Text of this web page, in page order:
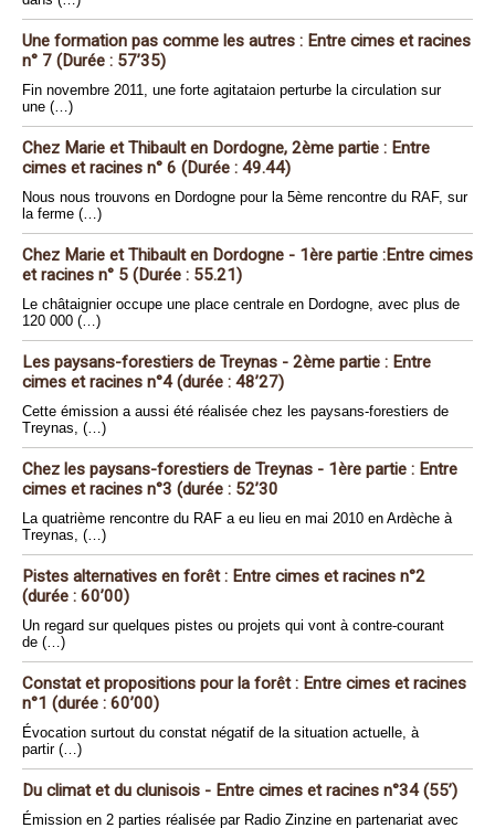
Une formation pas comme les autres : Entre cimes et racines
n° 7 (Durée : 57’35)
Fin novembre 2011, une forte agitataion perturbe la circulation sur
une (…)
Chez Marie et Thibault en Dordogne, 2ème partie : Entre
cimes et racines n° 6 (Durée : 49.44)
Nous nous trouvons en Dordogne pour la 5ème rencontre du RAF, sur
la ferme (…)
Chez Marie et Thibault en Dordogne - 1ère partie :Entre cimes
et racines n° 5 (Durée : 55.21)
Le châtaignier occupe une place centrale en Dordogne, avec plus de
120 000 (…)
Les paysans-forestiers de Treynas - 2ème partie : Entre
cimes et racines n°4 (durée : 48’27)
Cette émission a aussi été réalisée chez les paysans-forestiers de
Treynas, (…)
Chez les paysans-forestiers de Treynas - 1ère partie : Entre
cimes et racines n°3 (durée : 52’30
La quatrième rencontre du RAF a eu lieu en mai 2010 en Ardèche à
Treynas, (…)
Pistes alternatives en forêt : Entre cimes et racines n°2
(durée : 60’00)
Un regard sur quelques pistes ou projets qui vont à contre-courant
de (…)
Constat et propositions pour la forêt : Entre cimes et racines
n°1 (durée : 60’00)
Évocation surtout du constat négatif de la situation actuelle, à
partir (…)
Du climat et du clunisois - Entre cimes et racines n°34 (55’)
Émission en 2 parties réalisée par Radio Zinzine en partenariat avec